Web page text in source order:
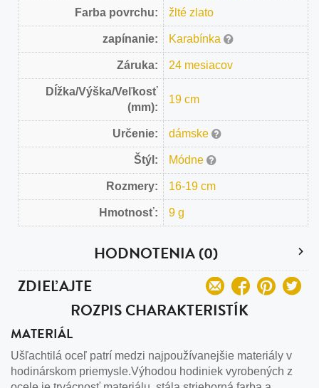
Farba povrchu: žlté zlato
zapínanie: Karabínka
Záruka: 24 mesiacov
Dĺžka/Výška/Veľkosť
(mm):
19 cm
Určenie: dámske
Štýl: Módne
Rozmery: 16-19 cm
Hmotnosť: 9 g
HODNOTENIA (0)
ZDIEĽAJTE
ROZPIS CHARAKTERISTÍK
MATERIÁL
Ušľachtilá oceľ patrí medzi najpoužívanejšie materiály v
hodinárskom priemysle.Výhodou hodiniek vyrobených z